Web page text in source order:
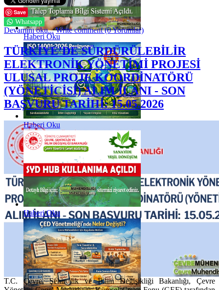
Haberi Oku
Haberi Oku
Haberi Oku
Save
Whatsapp
Devamını oku... Write comment (0 Yorumlar)
TÜRKİYE’DE SÜRDÜRÜLEBİLİR
ELEKTRONİK YÖNETİMİ PROJESİ
ULUSAL PROJE KOORDİNATÖRÜ
(YÖNETİCİSİ) ALIM İLANI - SON
BAŞVURU TARİHİ: 15.05.2026
T.C. Çevre, Şehircilik ve İklim Değişikliği Bakanlığı, Çevre